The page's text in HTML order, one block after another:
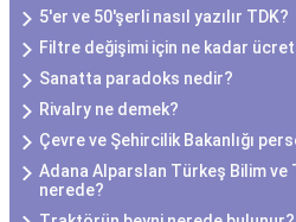
5'er ve 50'şerli nasıl yazılır TDK?
Filtre değişimi için ne kadar ücret
Sanatta paradoks nedir?
Rivalry ne demek?
Çevre ve Şehircilik Bakanlığı
Adana Alparslan Türkeş Bilim ve
nerede?